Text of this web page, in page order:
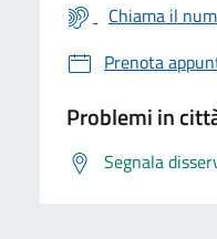
Chiama il
Prenota
Problemi in
Segnala